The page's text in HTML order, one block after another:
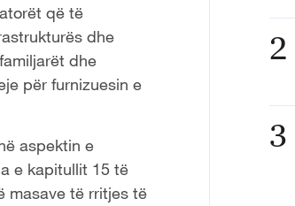
që të
dhe
dhe
për furnizuesin e
aspektin e
e kapitullit 15 të
masave të rritjes të
2
3